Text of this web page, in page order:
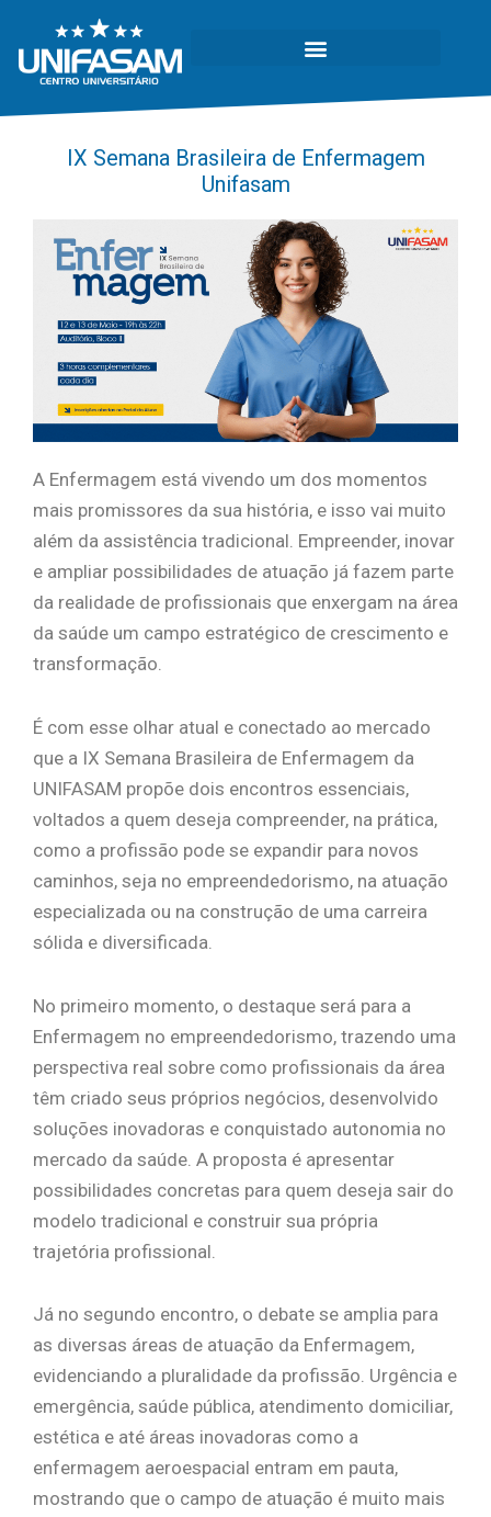
IX Semana Brasileira de Enfermagem
Unifasam
A Enfermagem está vivendo um dos momentos
mais promissores da sua história, e isso vai muito
além da assistência tradicional. Empreender, inovar
e ampliar possibilidades de atuação já fazem parte
da realidade de profissionais que enxergam na área
da saúde um campo estratégico de crescimento e
transformação.
É com esse olhar atual e conectado ao mercado
que a IX Semana Brasileira de Enfermagem da
UNIFASAM propõe dois encontros essenciais,
voltados a quem deseja compreender, na prática,
como a profissão pode se expandir para novos
caminhos, seja no empreendedorismo, na atuação
especializada ou na construção de uma carreira
sólida e diversificada.
No primeiro momento, o destaque será para a
Enfermagem no empreendedorismo, trazendo uma
perspectiva real sobre como profissionais da área
têm criado seus próprios negócios, desenvolvido
soluções inovadoras e conquistado autonomia no
mercado da saúde. A proposta é apresentar
possibilidades concretas para quem deseja sair do
modelo tradicional e construir sua própria
trajetória profissional.
Já no segundo encontro, o debate se amplia para
as diversas áreas de atuação da Enfermagem,
evidenciando a pluralidade da profissão. Urgência e
emergência, saúde pública, atendimento domiciliar,
estética e até áreas inovadoras como a
enfermagem aeroespacial entram em pauta,
mostrando que o campo de atuação é muito mais